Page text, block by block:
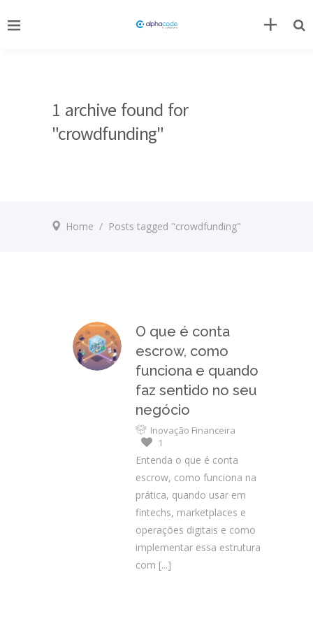
1 archive found for
"crowdfunding"
Home / Posts tagged "crowdfunding"
O que é conta
escrow, como
funciona e quando
faz sentido no seu
negócio
Inovação Financeira
1
Entenda o que é conta
escrow, como funciona na
prática, quando usar em
fintechs, marketplaces e
operações digitais e como
implementar essa estrutura
com [...]